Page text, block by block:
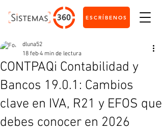
ESCRÍBENOS
CONTPAQi Contabilidad y
Bancos 19.0.1: Cambios
clave en IVA, R21 y EFOS que
debes conocer en 2026
dluna52
18 feb 4 min de lectura